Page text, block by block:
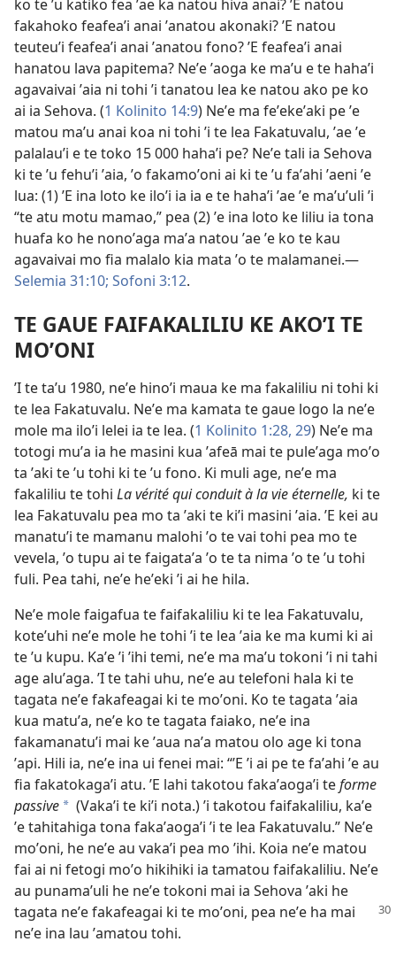
ko te ʼu katiko fea ʼae ka natou hiva anai? ʼE natou
fakahoko feafeaʼi anai ʼanatou akonaki? ʼE natou
teuteuʼi feafeaʼi anai ʼanatou fono? ʼE feafeaʼi anai
hanatou lava papitema? Neʼe ʼaoga ke maʼu e te hahaʼi
agavaivai ʼaia ni tohi ʼi tanatou lea ke natou ako pe ko
ai ia Sehova. (1 Kolinito 14:9) Neʼe ma feʼekeʼaki pe ʼe
matou maʼu anai koa ni tohi ʼi te lea Fakatuvalu, ʼae ʼe
palalauʼi e te toko 15 000 hahaʼi pe? Neʼe tali ia Sehova
ki te ʼu fehuʼi ʼaia, ʼo fakamoʼoni ai ki te ʼu faʼahi ʼaeni ʼe
lua: (1) ʼE ina loto ke iloʼi ia ia e te hahaʼi ʼae ʼe maʼuʼuli ʼi
“te atu motu mamao,” pea (2) ʼe ina loto ke liliu ia tona
huafa ko he nonoʼaga maʼa natou ʼae ʼe ko te kau
agavaivai mo fia malalo kia mata ʼo te malamanei.—
Selemia 31:10; Sofoni 3:12.
TE GAUE FAIFAKALILIU KE AKOʼI TE
MOʼONI
ʼI te taʼu 1980, neʼe hinoʼi maua ke ma fakaliliu ni tohi ki
te lea Fakatuvalu. Neʼe ma kamata te gaue logo la neʼe
mole ma iloʼi lelei ia te lea. (1 Kolinito 1:28, 29) Neʼe ma
totogi muʼa ia he masini kua ʼafeā mai te puleʼaga moʼo
ta ʼaki te ʼu tohi ki te ʼu fono. Ki muli age, neʼe ma
fakaliliu te tohi La vérité qui conduit à la vie éternelle, ki te
lea Fakatuvalu pea mo ta ʼaki te kiʼi masini ʼaia. ʼE kei au
manatuʼi te mamanu malohi ʼo te vai tohi pea mo te
vevela, ʼo tupu ai te faigataʼa ʼo te ta nima ʼo te ʼu tohi
fuli. Pea tahi, neʼe heʼeki ʼi ai he hila.
Neʼe mole faigafua te faifakaliliu ki te lea Fakatuvalu,
koteʼuhi neʼe mole he tohi ʼi te lea ʼaia ke ma kumi ki ai
te ʼu kupu. Kaʼe ʼi ʼihi temi, neʼe ma maʼu tokoni ʼi ni tahi
age aluʼaga. ʼI te tahi uhu, neʼe au telefoni hala ki te
tagata neʼe fakafeagai ki te moʼoni. Ko te tagata ʼaia
kua matuʼa, neʼe ko te tagata faiako, neʼe ina
fakamanatuʼi mai ke ʼaua naʼa matou olo age ki tona
ʼapi. Hili ia, neʼe ina ui fenei mai: “ʼE ʼi ai pe te faʼahi ʼe au
fia fakatokagaʼi atu. ʼE lahi takotou fakaʼaogaʼi teforme
passive * (Vakaʼi te kiʼi nota.) ʼi takotou faifakaliliu, kaʼe
ʼe tahitahiga tona fakaʼaogaʼi ʼi te lea Fakatuvalu.” Neʼe
moʼoni, he neʼe au vakaʼi pea mo ʼihi. Koia neʼe matou
fai ai ni fetogi moʼo hikihiki ia tamatou faifakaliliu. Neʼe
au punamaʼuli he neʼe tokoni mai ia Sehova ʼaki he
tagata neʼefakafeagai ki te moʼoni, pea neʼe ha mai
neʼe ina lau ʼamatou tohi.